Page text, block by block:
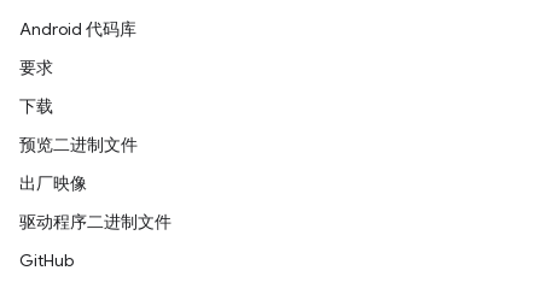
Android 代码库
要求
下载
预览二进制文件
出厂映像
驱动程序二进制文件
GitHub